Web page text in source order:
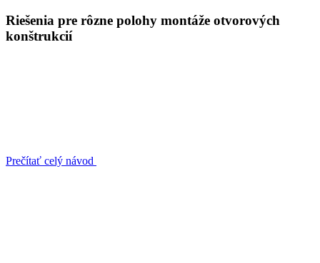
Riešenia pre rôzne polohy montáže otvorových
konštrukcií
Prečítať celý návod